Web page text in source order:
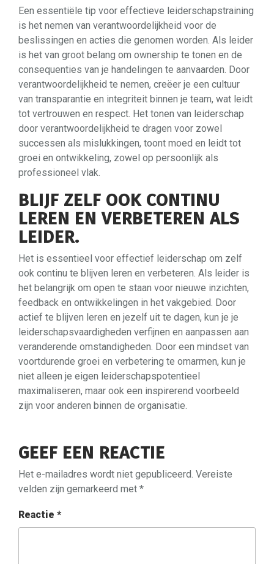
Een essentiële tip voor effectieve leiderschapstraining
is het nemen van verantwoordelijkheid voor de
beslissingen en acties die genomen worden. Als leider
is het van groot belang om ownership te tonen en de
consequenties van je handelingen te aanvaarden. Door
verantwoordelijkheid te nemen, creëer je een cultuur
van transparantie en integriteit binnen je team, wat leidt
tot vertrouwen en respect. Het tonen van leiderschap
door verantwoordelijkheid te dragen voor zowel
successen als mislukkingen, toont moed en leidt tot
groei en ontwikkeling, zowel op persoonlijk als
professioneel vlak.
BLIJF ZELF OOK CONTINU
LEREN EN VERBETEREN ALS
LEIDER.
Het is essentieel voor effectief leiderschap om zelf
ook continu te blijven leren en verbeteren. Als leider is
het belangrijk om open te staan voor nieuwe inzichten,
feedback en ontwikkelingen in het vakgebied. Door
actief te blijven leren en jezelf uit te dagen, kun je je
leiderschapsvaardigheden verfijnen en aanpassen aan
veranderende omstandigheden. Door een mindset van
voortdurende groei en verbetering te omarmen, kun je
niet alleen je eigen leiderschapspotentieel
maximaliseren, maar ook een inspirerend voorbeeld
zijn voor anderen binnen de organisatie.
GEEF EEN REACTIE
Het e-mailadres wordt niet gepubliceerd. Vereiste
velden zijn gemarkeerd met *
Reactie *